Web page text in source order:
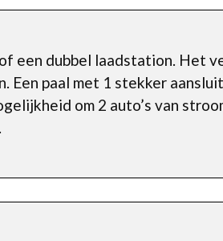
een dubbel laadstation. Het
Een paal met 1 stekker
om 2 auto’s van